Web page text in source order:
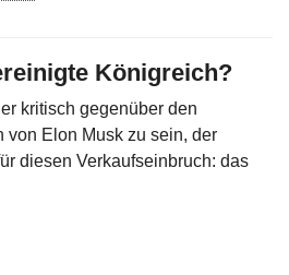
Königreich?
kritisch gegenüber den
von Elon Musk zu sein, der
diesen Verkaufseinbruch: das